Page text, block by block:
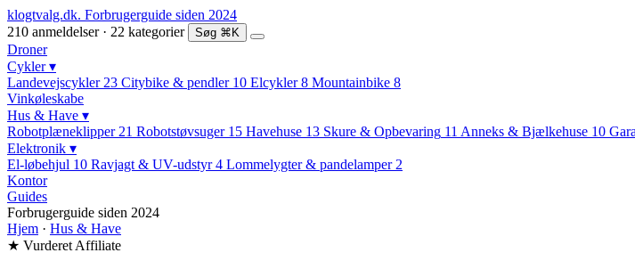
klogtvalg.dk. Forbrugerguide siden 2024
210 anmeldelser · 22 kategorier
Søg ⌘K
Droner
Cykler▾
Landevejscykler 23 Citybike & pendler 10 Elcykler 8 Mountainbike 8
Vinkøleskabe
Hus & Have ▾
Robotplæneklipper 21 Robotstøvsuger 15 Havehuse 13 Skure & Opbevaring 11 Anneks & Bjælkehuse 10
Elektronik ▾
El-løbehjul 10 Ravjagt & UV-udstyr 4 Lommelygter & pandelamper 2
Kontor
Guides
Forbrugerguide siden 2024
Hjem · Hus & Have
★ Vurderet Affiliate